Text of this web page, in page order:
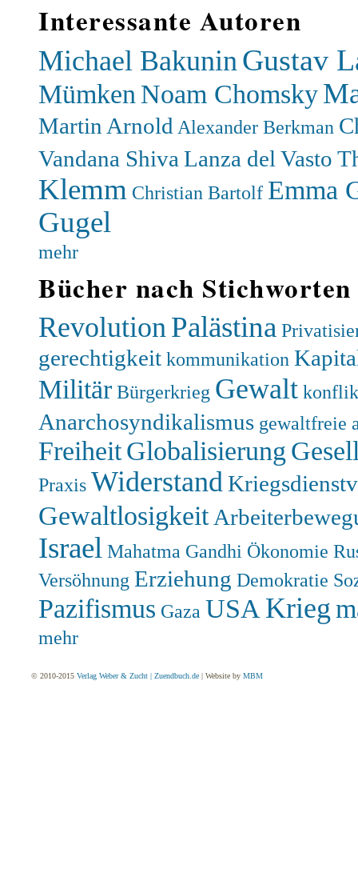
Interessante Autoren
Michael BakuninGustav
Mümken Noam Chomsky
Martin Arnold Alexander Berkman
Vandana Shiva Lanza del Vasto
Klemm Christian Bartolf Emma
Gugel
mehr
Bücher nach Stichworten
RevolutionPalästina
gerechtigkeit kommunikation
Militär Bürgerkrieg Gewalt
Anarchosyndikalismus gewaltfreie
FreiheitGlobalisierung
Praxis Widerstand
Gewaltlosigkeit
Israel Mahatma Gandhi Ökonomie
Versöhnung Erziehung Demokratie
Pazifismus Gaza USA Krieg
mehr
© 2010-2015Verlag Weber & Zucht | Zuendbuch.de | Website byMBM